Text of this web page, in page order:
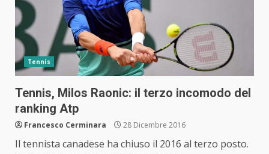
Tennis
Tennis, Milos Raonic: il terzo incomodo del
ranking Atp
Francesco Cerminara 28 Dicembre 2016
Il tennista canadese ha chiuso il 2016 al terzo posto.